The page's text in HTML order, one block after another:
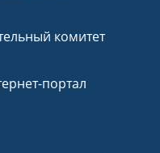
комитет
портал